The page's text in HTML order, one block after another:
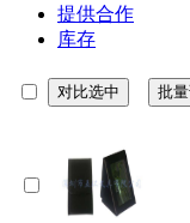
提供合作
库存